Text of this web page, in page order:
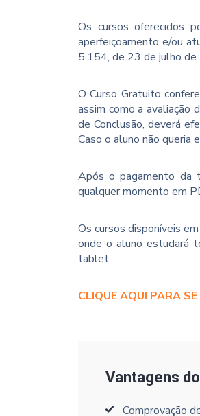
Os cursos oferecidos
aperfeiçoamento e/ou
5.154, de 23 de julho
O Curso Gratuito
assim como a avaliação
de Conclusão, deverá
Caso o aluno não queria
Após o pagamento da
qualquer momento em
Os cursos disponíveis
onde o aluno estudará
tablet.
CLIQUE AQUI PARA
Vantagens
Comprovação